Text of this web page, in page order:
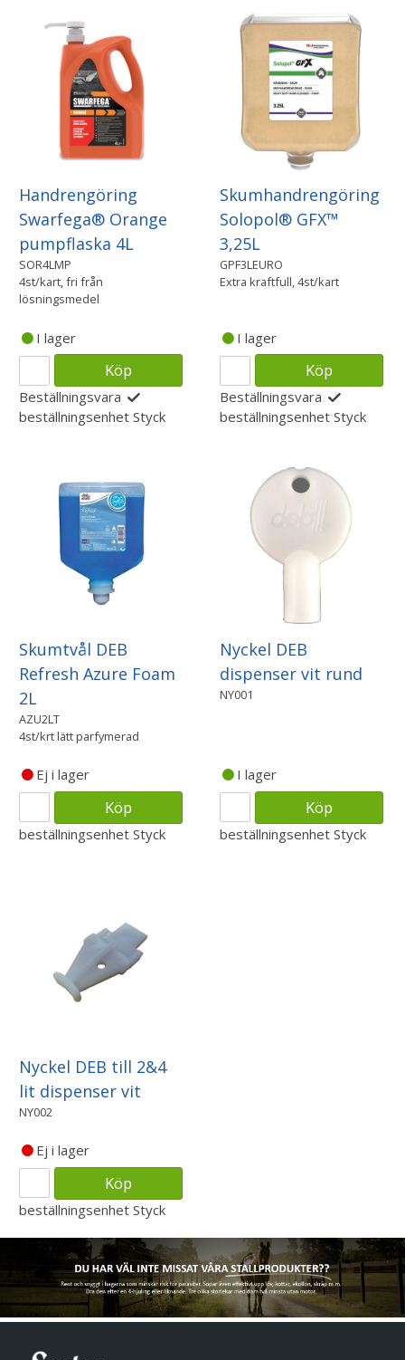
Handrengöring
Swarfega® Orange
pumpflaska 4L
SOR4LMP
4st/kart, fri från
lösningsmedel
I lager
Köp
Beställningsvara
beställningsenhet Styck
Skumhandrengöring
Solopol® GFX™
3,25L
GPF3LEURO
Extra kraftfull, 4st/kart
I lager
Köp
Beställningsvara
beställningsenhet Styck
Skumtvål DEB
Refresh Azure Foam
2L
AZU2LT
4st/krt lätt parfymerad
Ej i lager
Köp
beställningsenhet Styck
Nyckel DEB
dispenser vit rund
NY001
I lager
Köp
beställningsenhet Styck
Nyckel DEB till 2&4
lit dispenser vit
NY002
Ej i lager
Köp
beställningsenhet Styck